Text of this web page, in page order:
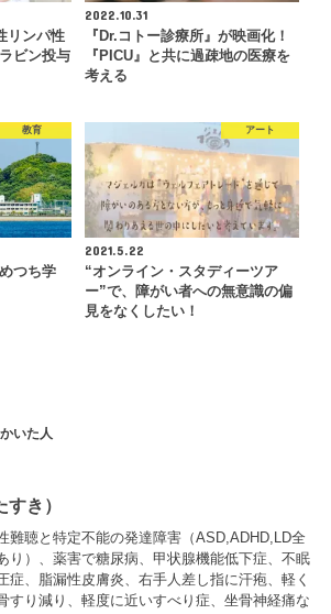
リンパ性
ビン投与
2022.10.31
『Dr.コトー診療所』が映画化！
『PICU』と共に過疎地の医療を
考える
教育
つち学
アート
2021.5.22
“オンライン・スタディーツア
ー”で、障がい者への無意識の偏
見をなくしたい！
いた人
き）
難聴と特定不能の発達障害（ASD,ADHD,LD全
り）、薬害で糖尿病、甲状腺機能低下症、不眠
症、脂漏性皮膚炎、右手人差し指に汗疱、軽く
すり減り、軽度に近いすべり症、坐骨神経痛な